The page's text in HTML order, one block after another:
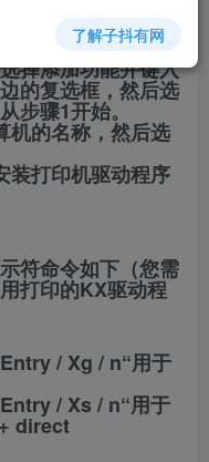
选择开始，然后
择添加功能并键入
的复选框，然后选
步骤1开始。
机的名称，然后选
装打印机驱动程序
符命令如下（您需
打印的KX驱动程
/ Xg / n“用于
/ Xs / n“用于
direct
了解子抖有网